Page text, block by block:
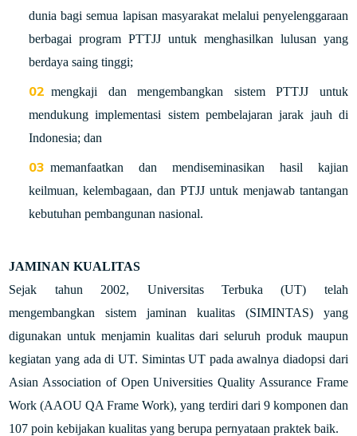
dunia bagi semua lapisan masyarakat melalui penyelenggaraan
berbagai program PTTJJ untuk menghasilkan lulusan yang
berdaya saing tinggi;
mengkaji dan mengembangkan sistem PTTJJ untuk
mendukung implementasi sistem pembelajaran jarak jauh di
Indonesia; dan
memanfaatkan dan mendiseminasikan hasil kajian
keilmuan, kelembagaan, dan PTJJ untuk menjawab tantangan
kebutuhan pembangunan nasional.
JAMINAN KUALITAS
Sejak tahun 2002, Universitas Terbuka (UT) telah
mengembangkan sistem jaminan kualitas (SIMINTAS) yang
digunakan untuk menjamin kualitas dari seluruh produk maupun
kegiatan yang ada di UT. Simintas UT pada awalnya diadopsi dari
Asian Association of Open Universities Quality Assurance Frame
Work (AAOU QA Frame Work), yang terdiri dari 9 komponen dan
107 poin kebijakan kualitas yang berupa pernyataan praktek baik.